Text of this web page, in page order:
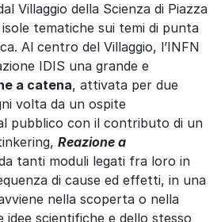
Villaggio della Scienza di Piazza
tematiche sui temi di punta
Al centro del Villaggio, l’INFN
IDIS una grande e
a catena, attivata per due
volta da un ospite
pubblico con il contributo di un
Reazione a
tanti moduli legati fra loro in
di cause ed effetti, in una
nella scoperta o nella
scientifiche e dello stesso